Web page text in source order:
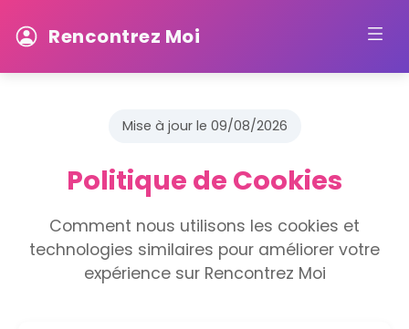
Rencontrez Moi
Mise à jour le 09/08/2026
Politique de Cookies
Comment nous utilisons les cookies et
technologies similaires pour améliorer votre
expérience sur Rencontrez Moi